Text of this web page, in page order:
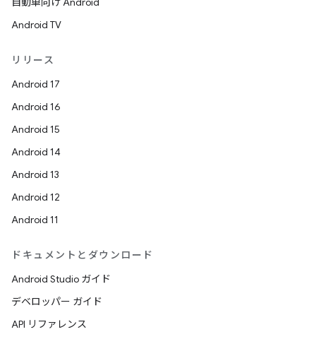
Android TV
リリース
Android 17
Android 16
Android 15
Android 14
Android 13
Android 12
Android 11
ドキュメントとダウンロード
Android Studio ガイド
デベロッパー ガイド
API リファレンス